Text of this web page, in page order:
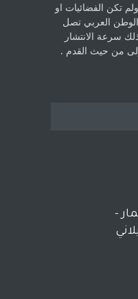
تكن الفضائيات او
‏العربي تصل
سرعة الانتشار
من حيث القدم .
-